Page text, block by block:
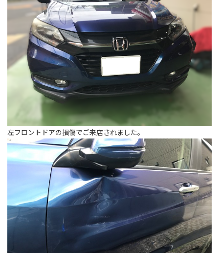
左フロントドアの損傷でご来店されました。